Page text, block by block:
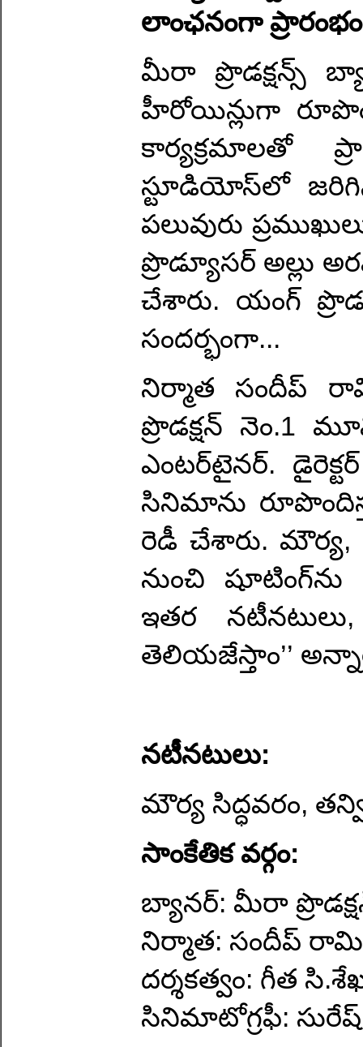
లాంఛ‌నంగా ప్రారంభం
మీరా ప్రొడ‌క్ష‌న్స్
హీరోయిన్లుగా
కార్య‌క్ర‌మాల‌తో
స్టూడియోస్‌లో
ప‌లువురు
ప్రొడ్యూస‌ర్ అల్లు
చేశారు. యంగ్
సంద‌ర్భంగా...
నిర్మాత సందీప్
ప్రొడ‌క్ష‌న్
ఎంట‌ర్‌టైన‌ర్‌.
సినిమాను
రెడీ చేశారు. మౌర్య‌,
నుంచి
ఇత‌ర
తెలియ‌జేస్తాం’’
న‌టీన‌టులు:
మౌర్య సిద్ధ‌వ‌రం,
సాంకేతిక వ‌ర్గం:
బ్యాన‌ర్: మీరా
నిర్మాత‌: సందీప్
ద‌ర్శ‌క‌త్వం: గీత
సినిమాటోగ్ర‌ఫీ: సురేష్